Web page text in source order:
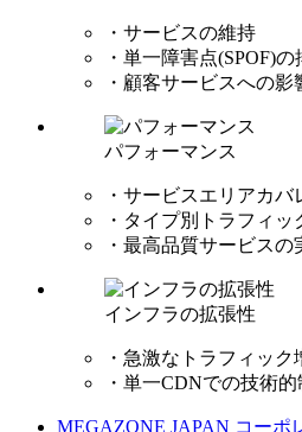
・サービスの維持
・単一障害点(SPOF)の
・顧客サービスへの影
パフォーマンス
・サービスエリアカバ
・タイプ別トラフィッ
・最高品質サービスの
インフラの拡張性
・急激なトラフィッ
・単一CDNでの技術
MEGAZONE JAPAN コーポ